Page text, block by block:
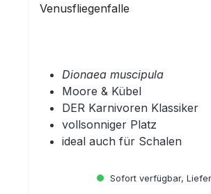
Venusfliegenfalle
Dionaea muscipula
Moore & Kübel
DER Karnivoren Klassiker
vollsonniger Platz
ideal auch für Schalen
Sofort verfügbar,